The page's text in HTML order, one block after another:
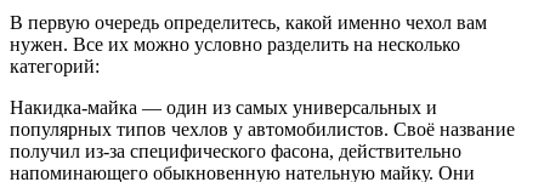
В первую очередь определитесь, какой именно чехол вам
нужен. Все их можно условно разделить на несколько
категорий:
Накидка-майка — один из самых универсальных и
популярных типов чехлов у автомобилистов. Своё название
получил из-за специфического фасона, действительно
напоминающего обыкновенную нательную майку. Они